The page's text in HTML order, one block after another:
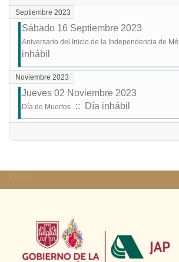
Septiembre 2023
Sábado 16 Septiembre 2023
Aniversario del Inicio de la Independencia de
inhábil
Noviembre 2023
Jueves 02 Noviembre 2023
Día de Muertos :: Día inhábil
Lista de límites de paginación